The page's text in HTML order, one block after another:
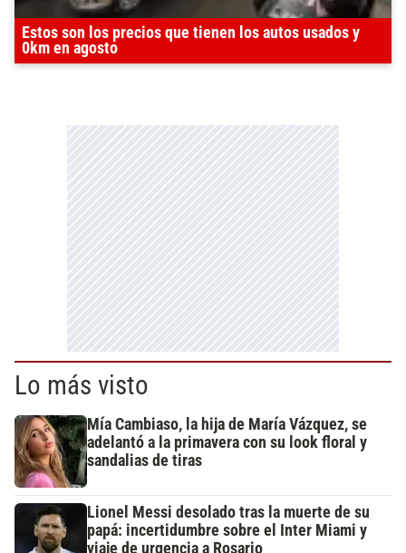
Estos son los precios que tienen los autos usados y
0km en agosto
Lo más visto
Mía Cambiaso, la hija de María Vázquez, se
adelantó a la primavera con su look floral y
sandalias de tiras
Lionel Messi desolado tras la muerte de su
papá: incertidumbre sobre el Inter Miami y
viaje de urgencia a Rosario